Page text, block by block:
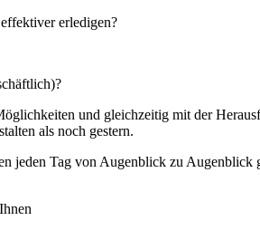
erledigen?
und gleichzeitig mit der
als noch gestern.
jeden Tag von Augenblick zu Augenblick